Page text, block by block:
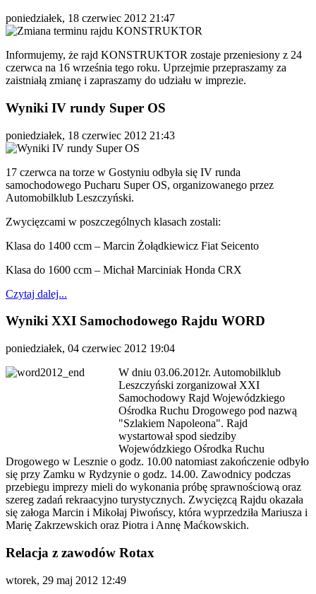
poniedziałek, 18 czerwiec 2012 21:47
Informujemy, że rajd KONSTRUKTOR zostaje przeniesiony z 24
czerwca na 16 września tego roku. Uprzejmie przepraszamy za
zaistniałą zmianę i zapraszamy do udziału w imprezie.
Wyniki IV rundy Super OS
poniedziałek, 18 czerwiec 2012 21:43
17 czerwca na torze w Gostyniu odbyła się IV runda
samochodowego Pucharu Super OS, organizowanego przez
Automobilklub Leszczyński.
Zwycięzcami w poszczególnych klasach zostali:
Klasa do 1400 ccm – Marcin Żołądkiewicz Fiat Seicento
Klasa do 1600 ccm – Michał Marciniak Honda CRX
Czytaj dalej...
Wyniki XXI Samochodowego Rajdu WORD
poniedziałek, 04 czerwiec 2012 19:04
W dniu 03.06.2012r. Automobilklub
Leszczyński zorganizował XXI
Samochodowy Rajd Wojewódzkiego
Ośrodka Ruchu Drogowego pod nazwą
"Szlakiem Napoleona". Rajd
wystartował spod siedziby
Wojewódzkiego Ośrodka Ruchu
Drogowego w Lesznie o godz. 10.00 natomiast zakończenie odbyło
się przy Zamku w Rydzynie o godz. 14.00. Zawodnicy podczas
przebiegu imprezy mieli do wykonania próbę sprawnościową oraz
szereg zadań rekraacyjno turystycznych. Zwycięzcą Rajdu okazała
się załoga Marcin i Mikołaj Piwońscy, która wyprzedziła Mariusza i
Marię Zakrzewskich oraz Piotra i Annę Maćkowskich.
Relacja z zawodów Rotax
wtorek, 29 maj 2012 12:49